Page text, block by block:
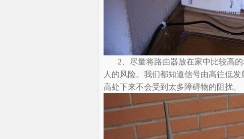
2、尽量将路由器放在家中比较高
人的风险。我们都知道信号由高往低
高处下来不会受到太多障碍物的阻扰。